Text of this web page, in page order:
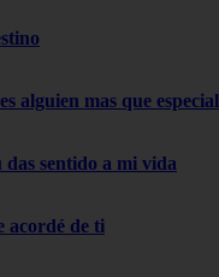
alguien mas que especial
sentido a mi vida
acordé de ti